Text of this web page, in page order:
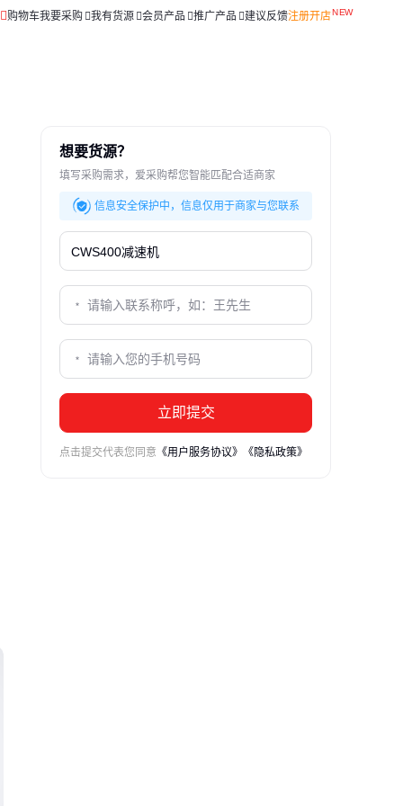
购物车我要采购 我有货源 会员产品 推广产品 建议反馈注册开店
想要货源？
填写采购需求，爱采购帮您智能匹配合适商家
信息安全保护中，信息仅用于商家与您联系
立即提交
点击提交代表您同意 《用户服务协议》 《隐私政策》